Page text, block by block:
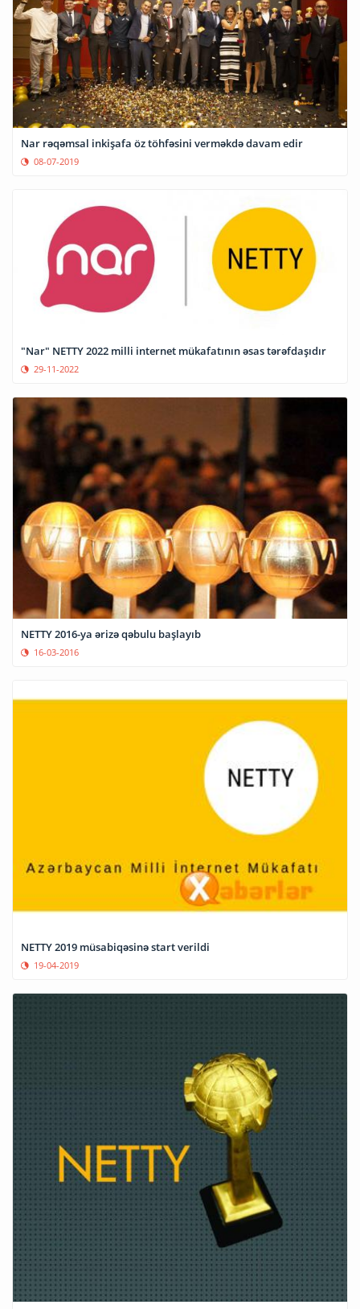
Nar rəqəmsal inkişafa öz töhfəsini verməkdə davam edir
08-07-2019
"Nar" NETTY 2022 milli internet mükafatının əsas tərəfdaşıdır
29-11-2022
NETTY 2016-ya ərizə qəbulu başlayıb
16-03-2016
NETTY 2019 müsabiqəsinə start verildi
19-04-2019